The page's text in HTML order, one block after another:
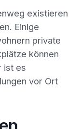
existieren
Einige
private
können
ist es
vor Ort